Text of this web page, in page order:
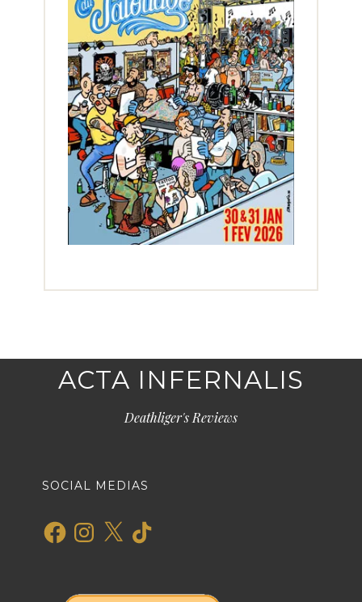
ACTA INFERNALIS
Deathliger's Reviews
SOCIAL MEDIAS
FacebookInstagram
X TikTok